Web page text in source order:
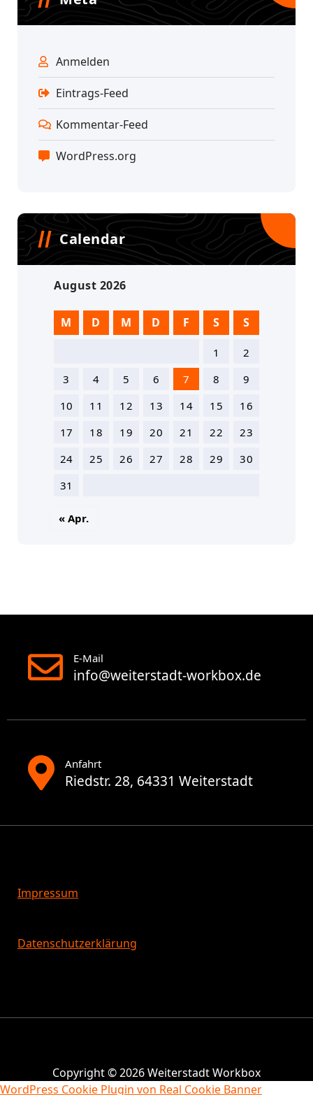
Anmelden
Eintrags-Feed
Kommentar-Feed
WordPress.org
Calendar
August 2026
M D M D F S S
1
2
3
4 5 6 7 8
9
10
11 12 13 14 15
16
17
18 19 20 21 22
23
24
25 26 27 28 29
30
31
« Apr.
E-Mail
info@weiterstadt-workbox.de
Anfahrt
Riedstr. 28, 64331 Weiterstadt
Impressum
Datenschutzerklärung
Copyright © 2026 Weiterstadt Workbox
WordPress Cookie Plugin von Real Cookie Banner